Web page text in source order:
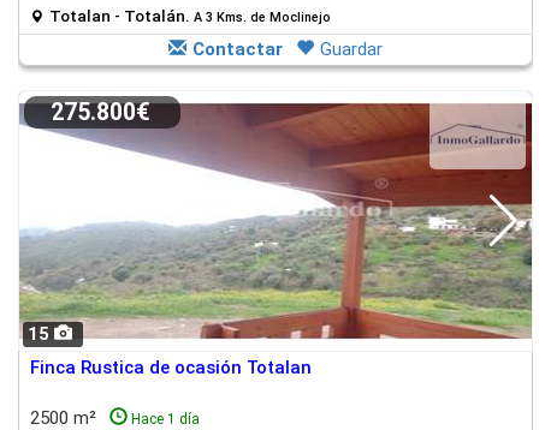
Totalan - Totalán. A 3 Kms. de Moclinejo
Contactar Guardar
15
275.800€
Finca Rustica de ocasión Totalan
2500 m² Hace 1 día